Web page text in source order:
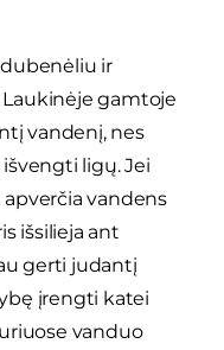
ir
Laukinėje gamtoje
vandenį, nes
ligų. Jei
vandens
išsilieja ant
gerti judantį
įrengti katei
vanduo